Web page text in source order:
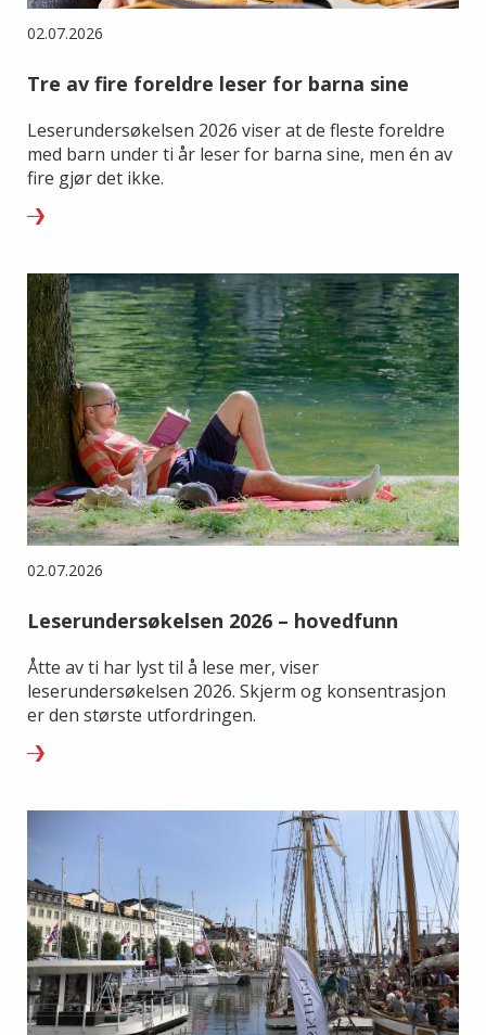
02.07.2026
Tre av fire foreldre leser for barna sine
Leserundersøkelsen 2026 viser at de fleste foreldre
med barn under ti år leser for barna sine, men én av
fire gjør det ikke.
02.07.2026
Leserundersøkelsen 2026 – hovedfunn
Åtte av ti har lyst til å lese mer, viser
leserundersøkelsen 2026. Skjerm og konsentrasjon
er den største utfordringen.